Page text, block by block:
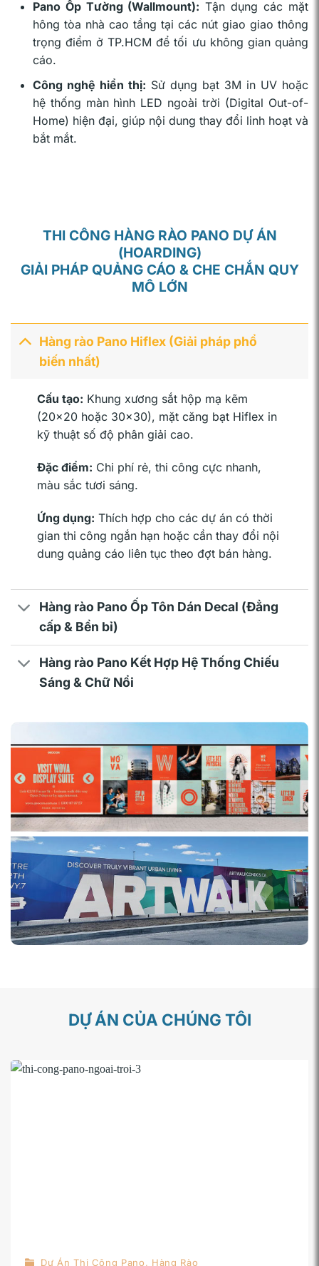
Pano Ốp Tường (Wallmount): Tận dụng các mặt
hông tòa nhà cao tầng tại các nút giao giao thông
trọng điểm ở TP.HCM để tối ưu không gian quảng
cáo.
Công nghệ hiển thị: Sử dụng bạt 3M in UV hoặc
hệ thống màn hình LED ngoài trời (Digital Out-of-
Home) hiện đại, giúp nội dung thay đổi linh hoạt và
bắt mắt.
THI CÔNG HÀNG RÀO PANO DỰ ÁN
(HOARDING)
GIẢI PHÁP QUẢNG CÁO & CHE CHẮN QUY
MÔ LỚN
Hàng rào Pano Hiflex (Giải pháp phổ
biến nhất)
Cấu tạo: Khung xương sắt hộp mạ kẽm
(20×20 hoặc 30×30), mặt căng bạt Hiflex in
kỹ thuật số độ phân giải cao.
Đặc điểm: Chi phí rẻ, thi công cực nhanh,
màu sắc tươi sáng.
Ứng dụng: Thích hợp cho các dự án có thời
gian thi công ngắn hạn hoặc cần thay đổi nội
dung quảng cáo liên tục theo đợt bán hàng.
Hàng rào Pano Ốp Tôn Dán Decal (Đẳng
cấp & Bền bỉ)
Hàng rào Pano Kết Hợp Hệ Thống Chiếu
Sáng & Chữ Nổi
DỰ ÁN CỦA CHÚNG TÔI
Dự Án Thi Công Pano, Hàng Rào